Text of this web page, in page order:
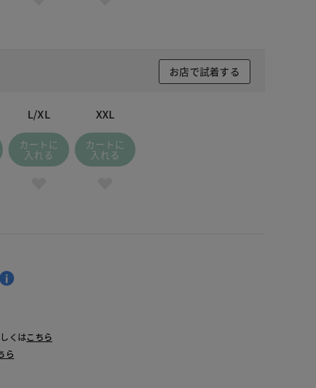
ック
お店で試着する
L/XL
カートに
入れる
XXL
カートに
入れる
くはこちら
ら